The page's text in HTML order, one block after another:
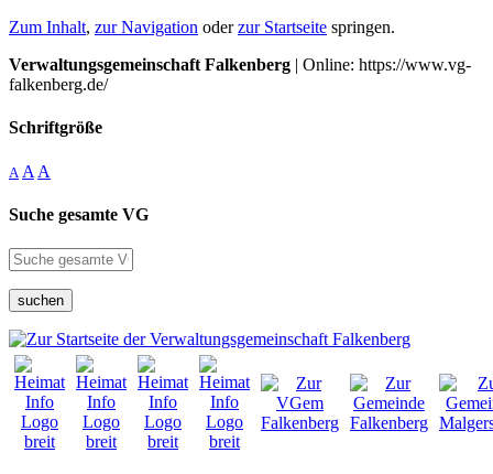
Zum Inhalt, zur Navigation oderzur Startseite springen.
Verwaltungsgemeinschaft Falkenberg | Online: https://www.vg-
falkenberg.de/
Schriftgröße
A A A
Suche gesamte VG
suchen